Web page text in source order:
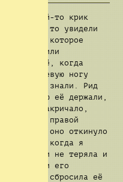
чей-то крик
то увидели
существо, которое
или
её, когда
за левую ногу
прежде не знали. Рид
с Эндрю её держали,
Оно закричало,
своей правой
После оно откинуло
мной, когда я
времени не теряла и
всячески его
и сбросила её